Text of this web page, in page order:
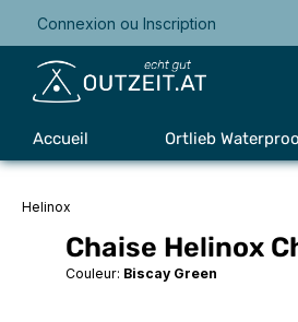
à la navigation principale
Connexion ou Inscription
Accueil Ortlieb
Helinox
Chaise Helinox
Couleur: Biscay Green